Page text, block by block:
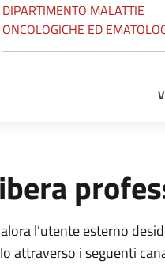
DIPARTIMENTO MALATTIE
ONCOLOGICHE ED
l’utente esterno
attraverso i seguenti